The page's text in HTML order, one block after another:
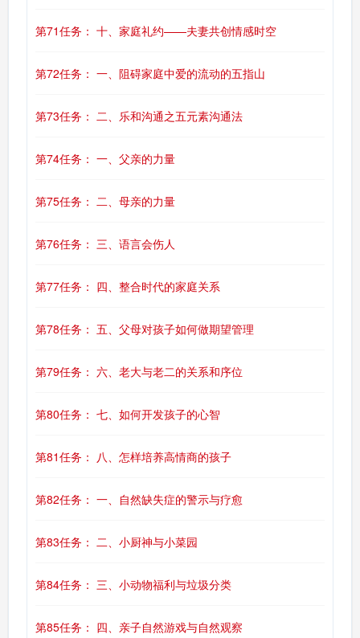
第71任务： 十、家庭礼约——夫妻共创情感时空
第72任务： 一、阻碍家庭中爱的流动的五指山
第73任务： 二、乐和沟通之五元素沟通法
第74任务： 一、父亲的力量
第75任务： 二、母亲的力量
第76任务： 三、语言会伤人
第77任务： 四、整合时代的家庭关系
第78任务： 五、父母对孩子如何做期望管理
第79任务： 六、老大与老二的关系和序位
第80任务： 七、如何开发孩子的心智
第81任务： 八、怎样培养高情商的孩子
第82任务： 一、自然缺失症的警示与疗愈
第83任务： 二、小厨神与小菜园
第84任务： 三、小动物福利与垃圾分类
第85任务： 四、亲子自然游戏与自然观察